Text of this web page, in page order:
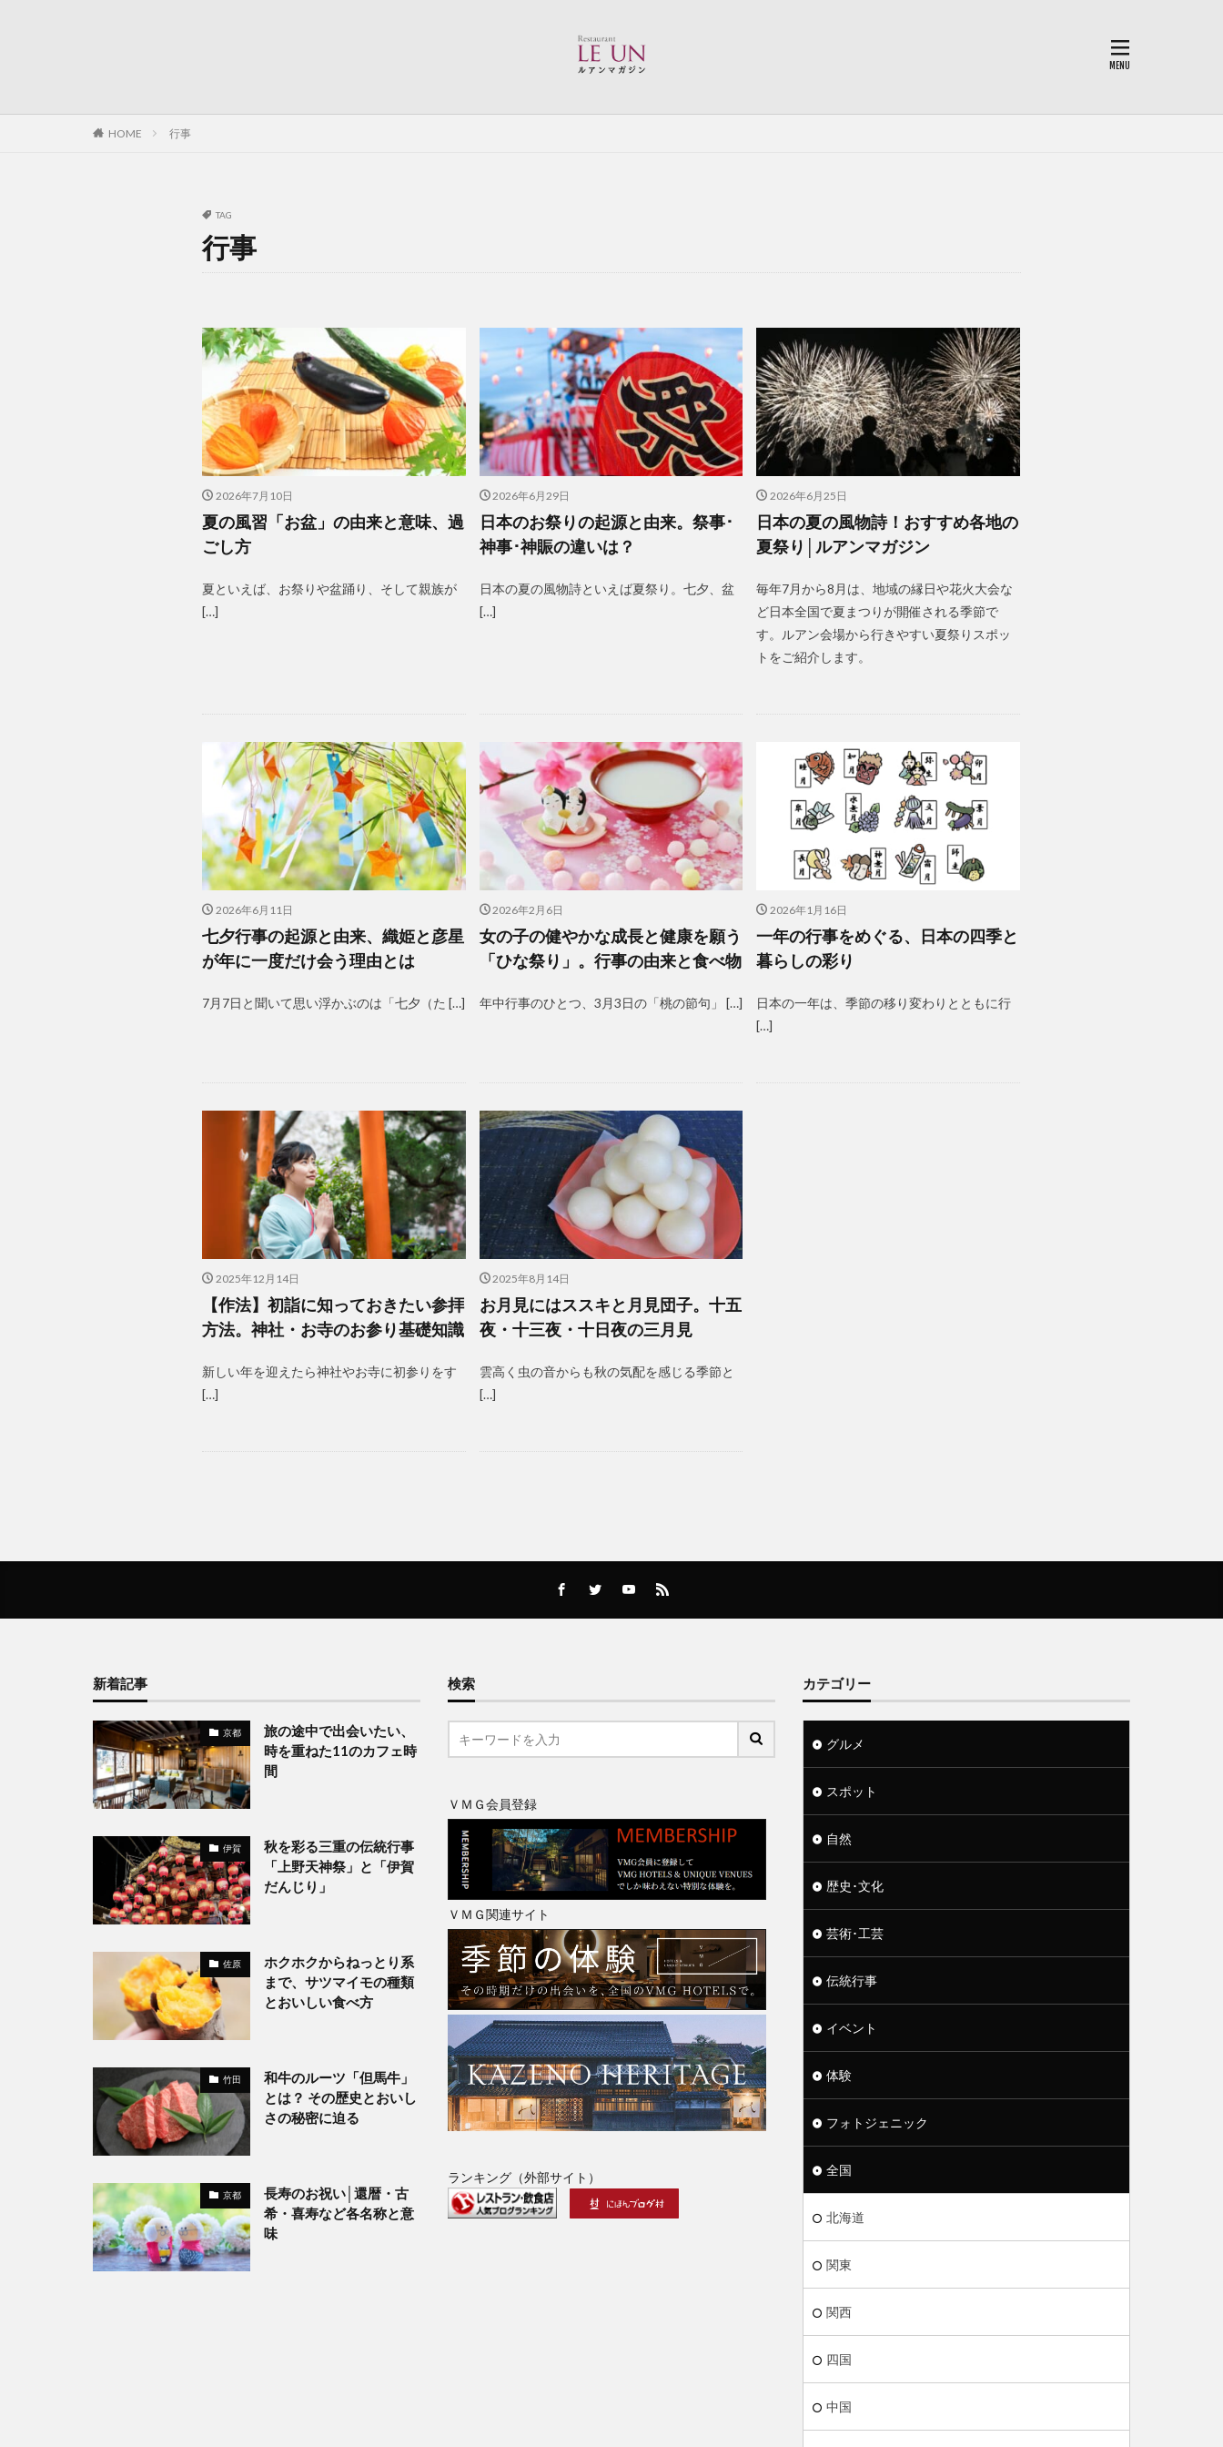
HOME 行事
TAG
行事
2026年7月10日
夏の風習「お盆」の由来と意味、過
ごし方
夏といえば、お祭りや盆踊り、そして親族が
[…]
2026年6月29日
日本のお祭りの起源と由来。祭事･
神事･神賑の違いは？
日本の夏の風物詩といえば夏祭り。七夕、盆
[…]
2026年6月25日
日本の夏の風物詩！おすすめ各地の
夏祭り│ルアンマガジン
毎年7月から8月は、地域の縁日や花火大会な
ど日本全国で夏まつりが開催される季節で
す。ルアン会場から行きやすい夏祭りスポッ
トをご紹介します。
2026年6月11日
七夕行事の起源と由来、織姫と彦星
が年に一度だけ会う理由とは
7月7日と聞いて思い浮かぶのは「七夕（た […]
2026年2月6日
女の子の健やかな成長と健康を願う
「ひな祭り」。行事の由来と食べ物
年中行事のひとつ、3月3日の「桃の節句」 […]
2026年1月16日
一年の行事をめぐる、日本の四季と
暮らしの彩り
日本の一年は、季節の移り変わりとともに行
[…]
2025年12月14日
【作法】初詣に知っておきたい参拝
方法。神社・お寺のお参り基礎知識
新しい年を迎えたら神社やお寺に初参りをす
[…]
2025年8月14日
お月見にはススキと月見団子。十五
夜・十三夜・十日夜の三月見
雲高く虫の音からも秋の気配を感じる季節と
[…]
新着記事
京都
旅の途中で出会いたい、
時を重ねた11のカフェ時
間
伊賀
秋を彩る三重の伝統行事
「上野天神祭」と「伊賀
だんじり」
佐原
ホクホクからねっとり系
まで、サツマイモの種類
とおいしい食べ方
竹田
和牛のルーツ「但馬牛」
とは？ その歴史とおいし
さの秘密に迫る
京都
長寿のお祝い│還暦・古
希・喜寿など各名称と意
味
検索
ＶＭＧ会員登録
ＶＭＧ関連サイト
ランキング（外部サイト）
カテゴリー
グルメ
スポット
自然
歴史･文化
芸術･工芸
伝統行事
イベント
体験
フォトジェニック
全国
北海道
関東
関西
四国
中国